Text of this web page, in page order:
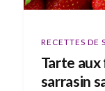
RECETTES DE
Tarte
sarrasin